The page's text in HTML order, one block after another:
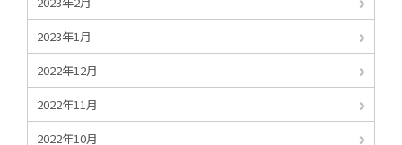
2023年1月
2022年12月
2022年11月
2022年10月